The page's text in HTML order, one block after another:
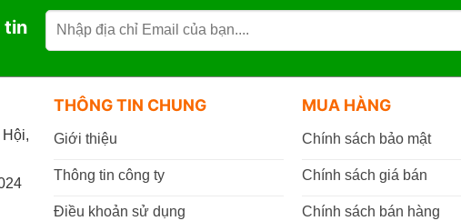
tin
THÔNG TIN CHUNG
Giới thiệu
Thông tin công ty
Điều khoản sử dụng
MUA HÀNG
Chính sách bảo mật
Chính sách giá bán
Chính sách bán hàng